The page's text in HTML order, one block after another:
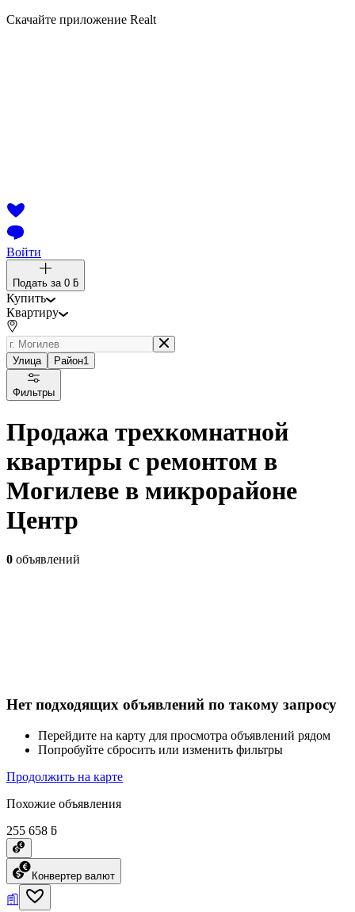
Скачайте приложение Realt
Войти
Подать за 0 ƃ
Купить
Квартиру
Улица Район1
Фильтры
Продажа трехкомнатной
квартиры с ремонтом в
Могилеве в микрорайоне
Центр
0 объявлений
Нет подходящих объявлений по такому запросу
Перейдите на карту для просмотра объявлений рядом
Попробуйте сбросить или изменить фильтры
Продолжить на карте
Похожие объявления
255 658 ƃ
Конвертер валют